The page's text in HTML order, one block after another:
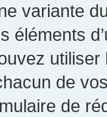
variante
éléments
de
de